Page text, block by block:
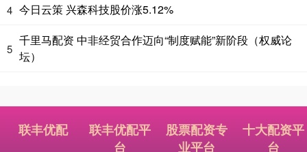
4 今日云策 兴森科技股价涨5.12%
5
千里马配资 中非经贸合作迈向“制度赋能”新阶段（权威论
坛）
联丰优配
联丰优配平
台
股票配资专
业平台
十大配资平
台